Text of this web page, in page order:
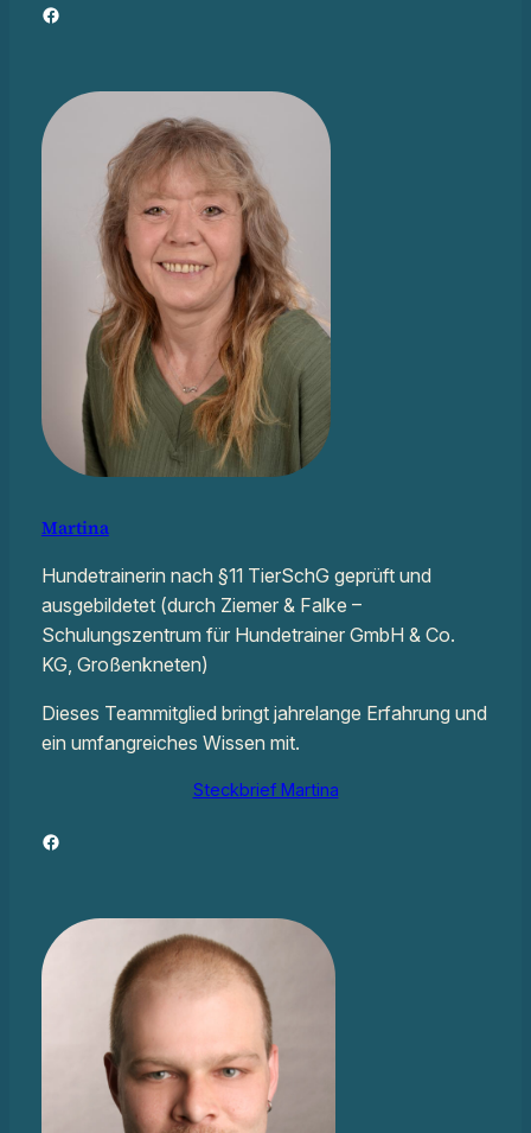
Facebook
Martina
Hundetrainerin nach §11 TierSchG geprüft und
ausgebildetet (durch Ziemer & Falke –
Schulungszentrum für Hundetrainer GmbH & Co.
KG, Großenkneten)
Dieses Teammitglied bringt jahrelange Erfahrung und
ein umfangreiches Wissen mit.
Steckbrief Martina
Facebook